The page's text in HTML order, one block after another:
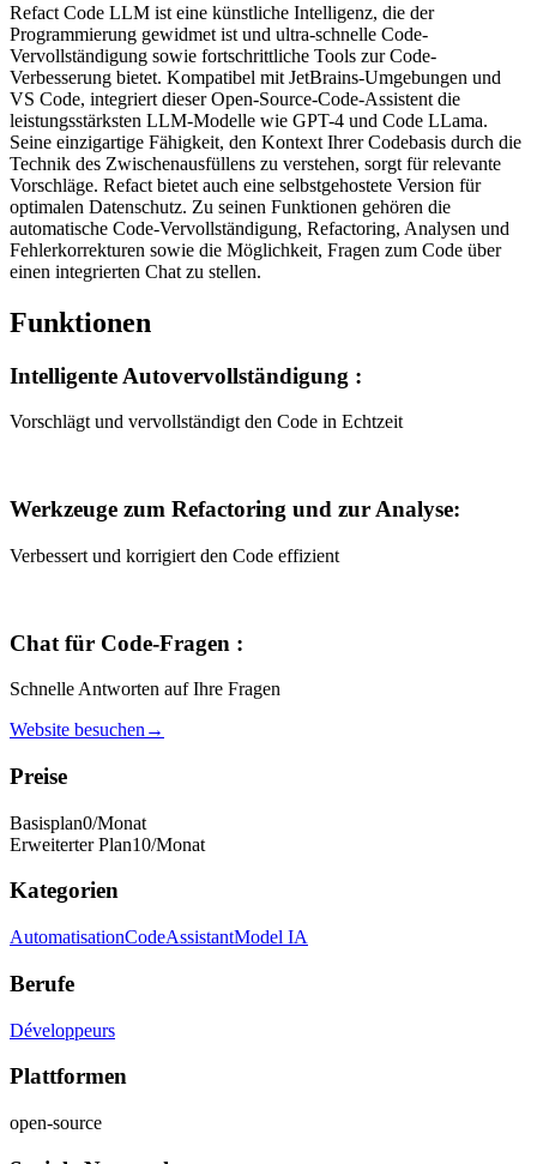
Refact Code LLM ist eine künstliche Intelligenz, die der
Programmierung gewidmet ist und ultra-schnelle Code-
Vervollständigung sowie fortschrittliche Tools zur Code-
Verbesserung bietet. Kompatibel mit JetBrains-Umgebungen und
VS Code, integriert dieser Open-Source-Code-Assistent die
leistungsstärksten LLM-Modelle wie GPT-4 und Code LLama.
Seine einzigartige Fähigkeit, den Kontext Ihrer Codebasis durch die
Technik des Zwischenausfüllens zu verstehen, sorgt für relevante
Vorschläge. Refact bietet auch eine selbstgehostete Version für
optimalen Datenschutz. Zu seinen Funktionen gehören die
automatische Code-Vervollständigung, Refactoring, Analysen und
Fehlerkorrekturen sowie die Möglichkeit, Fragen zum Code über
einen integrierten Chat zu stellen.
Funktionen
Intelligente Autovervollständigung :
Vorschlägt und vervollständigt den Code in Echtzeit
Werkzeuge zum Refactoring und zur Analyse:
Verbessert und korrigiert den Code effizient
Chat für Code-Fragen :
Schnelle Antworten auf Ihre Fragen
Website besuchen →
Preise
Basisplan0/Monat
Erweiterter Plan10/Monat
Kategorien
AutomatisationCodeAssistantModel IA
Berufe
Développeurs
Plattformen
open-source